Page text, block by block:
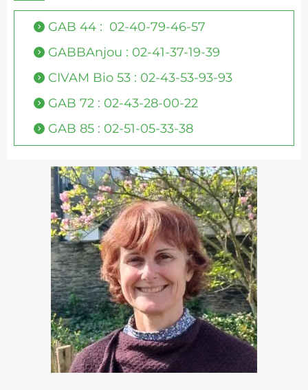
GAB 44 : 02-40-79-46-57
GABBAnjou : 02-41-37-19-39
CIVAM Bio 53 : 02-43-53-93-93
GAB 72 : 02-43-28-00-22
GAB 85 : 02-51-05-33-38